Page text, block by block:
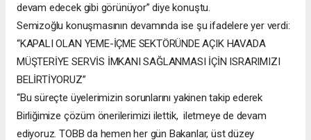
devam edecek gibi görünüyor” diye konuştu.
Semizoğlu konuşmasının devamında ise şu ifadelere yer verdi:
“KAPALI OLAN YEME-İÇME SEKTÖRÜNDE AÇIK HAVADA
MÜŞTERİYE SERVİS İMKANI SAĞLANMASI İÇİN ISRARIMIZI
BELİRTİYORUZ”
“Bu süreçte üyelerimizin sorunlarını yakinen takip ederek
Birliğimize çözüm önerilerimizi ilettik, iletmeye de devam
ediyoruz. TOBB da hemen her gün Bakanlar, üst düzey